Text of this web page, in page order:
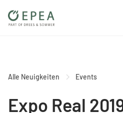
Alle Neuigkeiten Events
Expo Real